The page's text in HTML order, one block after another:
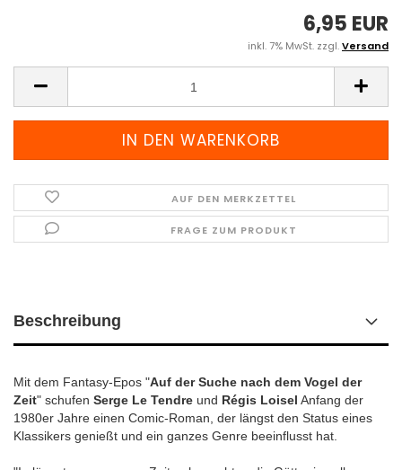
6,95 EUR
inkl. 7% MwSt. zzgl.Versand
AUF DEN MERKZETTEL
FRAGE ZUM PRODUKT
Beschreibung
Mit dem Fantasy-Epos "Auf der Suche nach dem Vogel der
Zeit" schufen Serge Le Tendre und Régis Loisel Anfang der
1980er Jahre einen Comic-Roman, der längst den Status eines
Klassikers genießt und ein ganzes Genre beeinflusst hat.